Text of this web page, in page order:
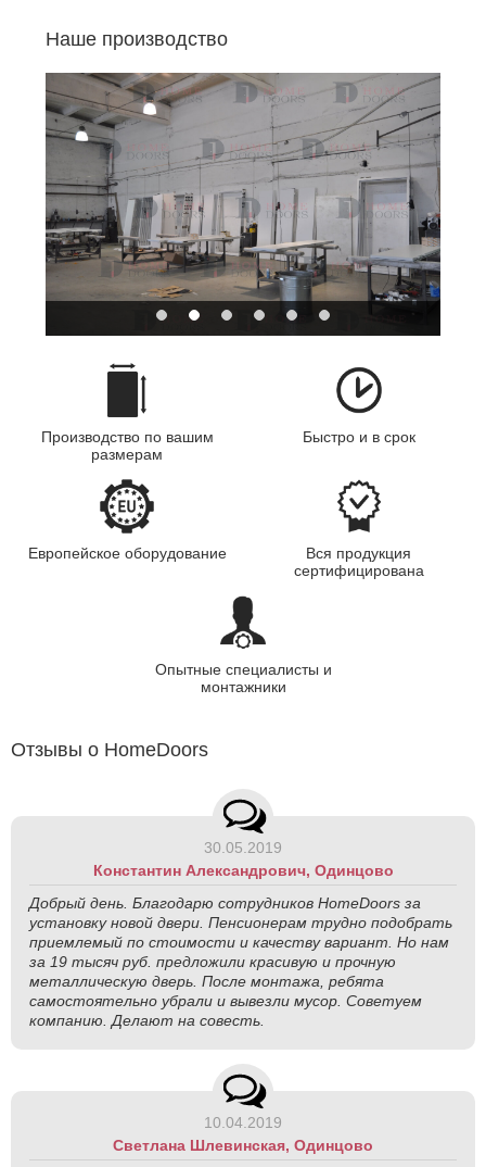
Наше производство
Производство по вашим
размерам
Быстро и в срок
Европейское оборудование
Вся продукция
сертифицирована
Опытные специалисты и
монтажники
Отзывы о HomeDoors
30.05.2019
Константин Александрович, Одинцово
Добрый день. Благодарю сотрудников HomeDoors за
установку новой двери. Пенсионерам трудно подобрать
приемлемый по стоимости и качеству вариант. Но нам
за 19 тысяч руб. предложили красивую и прочную
металлическую дверь. После монтажа, ребята
самостоятельно убрали и вывезли мусор. Советуем
компанию. Делают на совесть.
10.04.2019
Светлана Шлевинская, Одинцово